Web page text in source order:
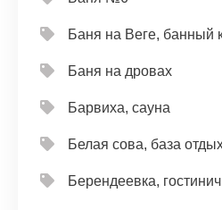
Баня на Веге, банный
Баня на дровах
Барвиха, сауна
Белая сова, база
Берендеевка,